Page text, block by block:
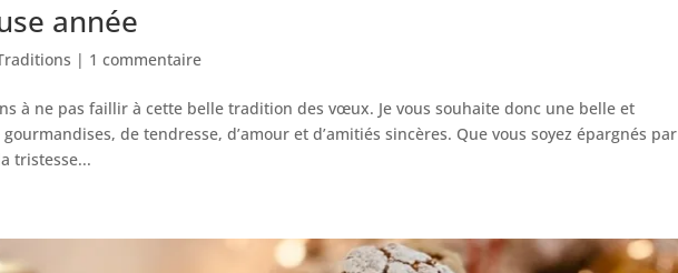
année
| 1 commentaire
à ne pas faillir à cette belle tradition des vœux. Je vous souhaite donc une belle et
de tendresse, d’amour et d’amitiés sincères. Que vous soyez épargnés par
tristesse...